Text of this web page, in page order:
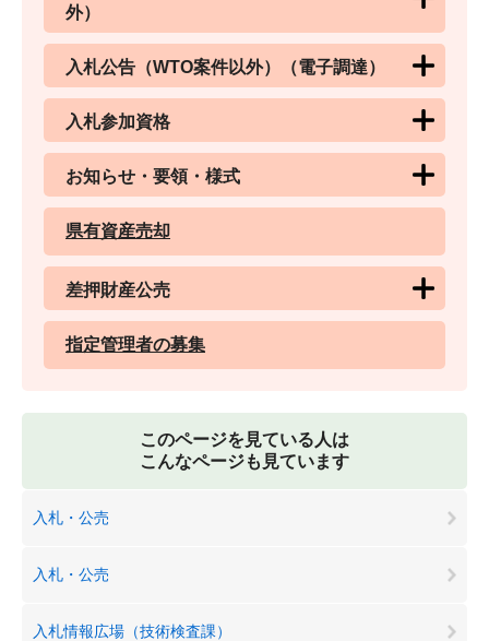
外）
入札公告（WTO案件以外）（電子調達）
入札参加資格
お知らせ・要領・様式
県有資産売却
差押財産公売
指定管理者の募集
このページを見ている人は
こんなページも見ています
入札・公売
入札・公売
入札情報広場（技術検査課）